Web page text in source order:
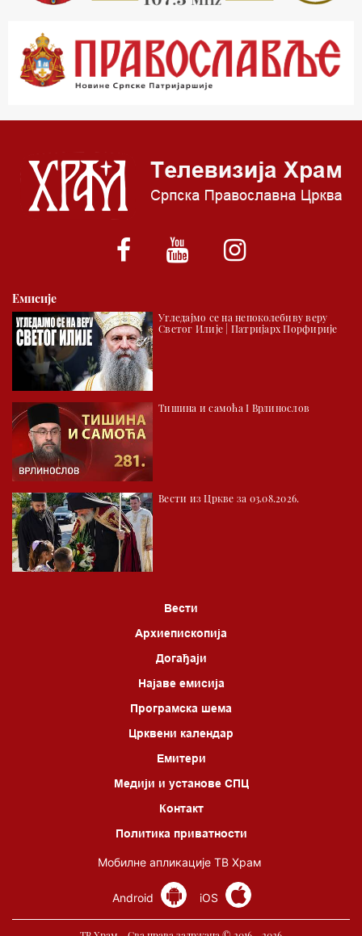
23.00 Питања и одговори
00.03 Гугл пита
01.03 Живе речи - подкаст
*најважније вести емитујемо на сваки пун сат
Емисије
Угледајмо се на непоколебиву веру
Светог Илије | Патријарх Порфирије
Тишина и самоћа I Врлинослов
Вести из Цркве за 03.08.2026.
Вести
Архиепископија
Догађаји
Најаве емисија
Програмска шема
Црквени календар
Емитери
Медији и установе СПЦ
Контакт
Политика приватности
Мобилне апликације ТВ Храм
Android iOS